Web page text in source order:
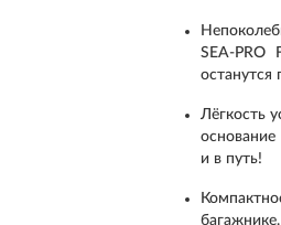
SEA-
Лёгкость
и в путь!